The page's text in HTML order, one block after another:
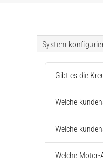
System
Gibt es die
Welche
Welche
Welche